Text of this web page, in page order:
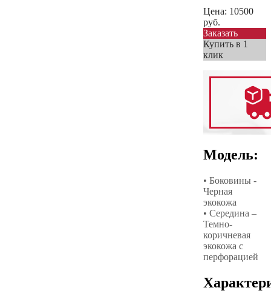
Цена: 10500
руб.
Заказать
Купить в 1
клик
Модель:
• Боковины -
Черная
экокожа
• Середина –
Темно-
коричневая
экокожа с
перфорацией